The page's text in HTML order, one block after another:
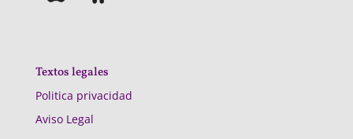
Textos legales
Politica privacidad
Aviso Legal